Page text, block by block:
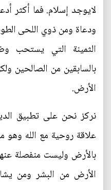
لايوجد إسلام. فما أكثر
ودعاة ومن ذوي اللحى
الثمينة التي يستحب
بالسابقين من الصالحين
الأرض.
نركز نحن على تطبيق
علاقة روحية مع الله
بالأرض وليست منفصلة
الأرض من البشر ومن